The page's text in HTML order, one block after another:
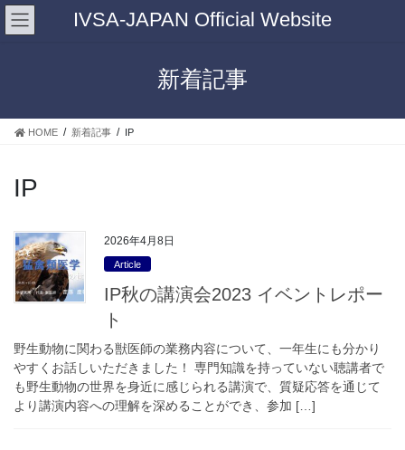
IVSA-JAPAN Official Website
新着記事
HOME 新着記事 IP
IP
2026年4月8日
Article
IP秋の講演会2023 イベントレポー
ト
野生動物に関わる獣医師の業務内容について、一年生にも分かり
やすくお話しいただきました！ 専門知識を持っていない聴講者で
も野生動物の世界を身近に感じられる講演で、質疑応答を通じて
より講演内容への理解を深めることができ、参加 […]